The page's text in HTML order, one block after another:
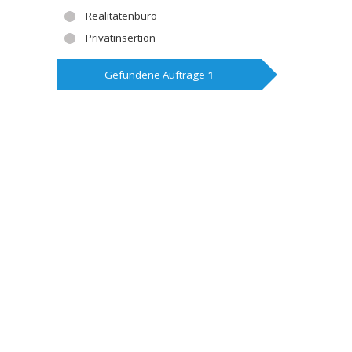
Realitätenbüro
Privatinsertion
Gefundene Aufträge 1